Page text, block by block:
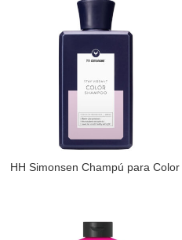
HH Simonsen Champú para Color